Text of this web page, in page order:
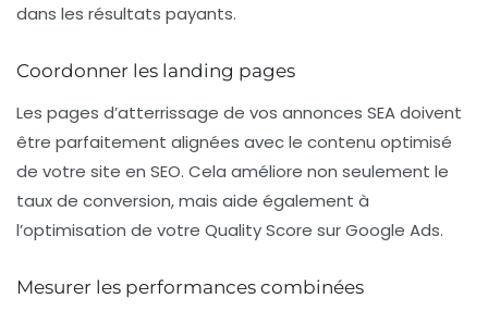
dans les résultats payants.
Coordonner les landing pages
Les pages d’atterrissage de vos annonces SEA doivent
être parfaitement alignées avec le contenu optimisé
de votre site en SEO. Cela améliore non seulement le
taux de conversion, mais aide également à
l’optimisation de votre Quality Score sur Google Ads.
Mesurer les performances combinées